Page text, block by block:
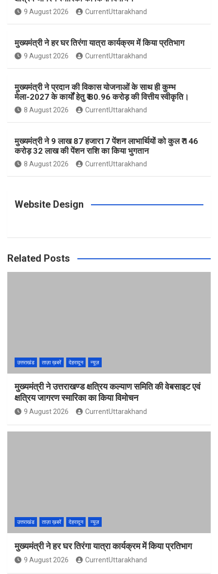
o r
a
m
e
s
r e
9 August 2026 CurrentUttarakhand
मुख्यमंत्री ने हर घर तिरंगा यात्रा कार्यक्रम में किया प्रतिभाग
9 August 2026 CurrentUttarakhand
मुख्यमंत्री ने प्रदान की विकास योजनाओं के साथ ही कुम्भ
मेला-2027 के कार्यों हेतु ₹ 80.96 करोड़ की वित्तीय स्वीकृति।
8 August 2026 CurrentUttarakhand
मुख्यमंत्री ने 9 लाख 87 हजार17 पेंशन लाभार्थियों को कुल ₹ 146
करोड़ 32 लाख की पेंशन राशि का किया भुगतान
8 August 2026 CurrentUttarakhand
Website Design
Related Posts
उत्तराखंड ताज़ा ख़बरें देहरादून न्यूज़
मुख्यमंत्री ने उत्तराखण्ड क्षत्रिय कल्याण समिति की वेबसाइट एवं
क्षत्रिय जागरण स्मारिका का किया विमोचन
9 August 2026 CurrentUttarakhand
उत्तराखंड ताज़ा ख़बरें देहरादून न्यूज़
मुख्यमंत्री ने हर घर तिरंगा यात्रा कार्यक्रम में किया प्रतिभाग
9 August 2026 CurrentUttarakhand